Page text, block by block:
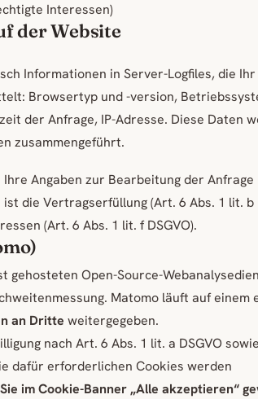
Interessen)
der Website
Informationen in Server-Logfiles, die Ihr
Browsertyp und -version,
der Anfrage, IP-Adresse. Diese Daten
zusammengeführt.
Angaben zur Bearbeitung der Anfrage
die Vertragserfüllung (Art. 6 Abs. 1 lit. b
(Art. 6 Abs. 1 lit. f DSGVO).
gehosteten Open-Source-
Matomo läuft auf einem
an Dritte weitergegeben.
nach Art. 6 Abs. 1 lit. a DSGVO
dafür erforderlichen Cookies werden
im Cookie-Banner „Alle akzeptieren“